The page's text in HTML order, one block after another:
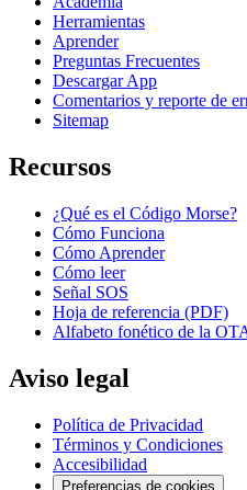
Herramientas
Aprender
Preguntas Frecuentes
Descargar App
Comentarios y reporte de
Sitemap
Recursos
¿Qué es el Código Morse?
Cómo Funciona
Cómo Aprender
Cómo leer
Señal SOS
Hoja de referencia (PDF)
Alfabeto fonético de la
Aviso legal
Política de Privacidad
Términos y Condiciones
Accesibilidad
Preferencias de cookies